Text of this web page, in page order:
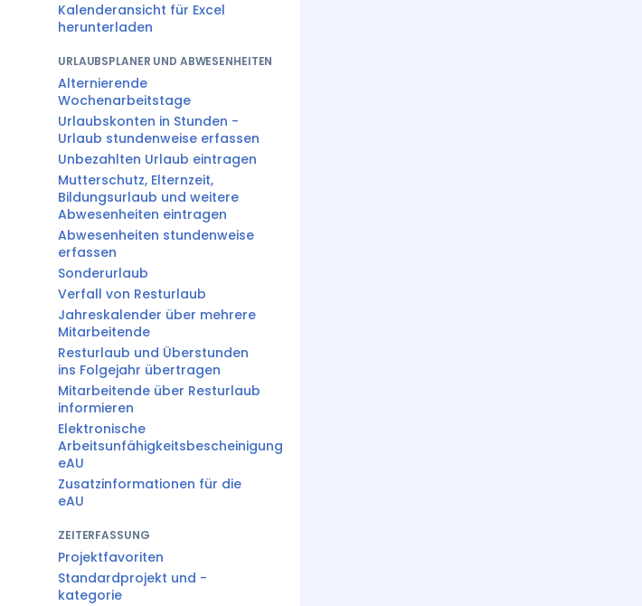
Kalenderansicht für Excel
herunterladen
URLAUBSPLANER UND ABWESENHEITEN
Alternierende
Wochenarbeitstage
Urlaubskonten in Stunden -
Urlaub stundenweise erfassen
Unbezahlten Urlaub eintragen
Mutterschutz, Elternzeit,
Bildungsurlaub und weitere
Abwesenheiten eintragen
Abwesenheiten stundenweise
erfassen
Sonderurlaub
Verfall von Resturlaub
Jahreskalender über mehrere
Mitarbeitende
Resturlaub und Überstunden
ins Folgejahr übertragen
Mitarbeitende über Resturlaub
informieren
Elektronische
Arbeitsunfähigkeitsbescheinigung
eAU
Zusatzinformationen für die
eAU
ZEITERFASSUNG
Projektfavoriten
Standardprojekt und -
kategorie